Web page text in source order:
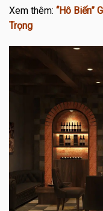
Xem thêm: “Hô Biến”
Trọng